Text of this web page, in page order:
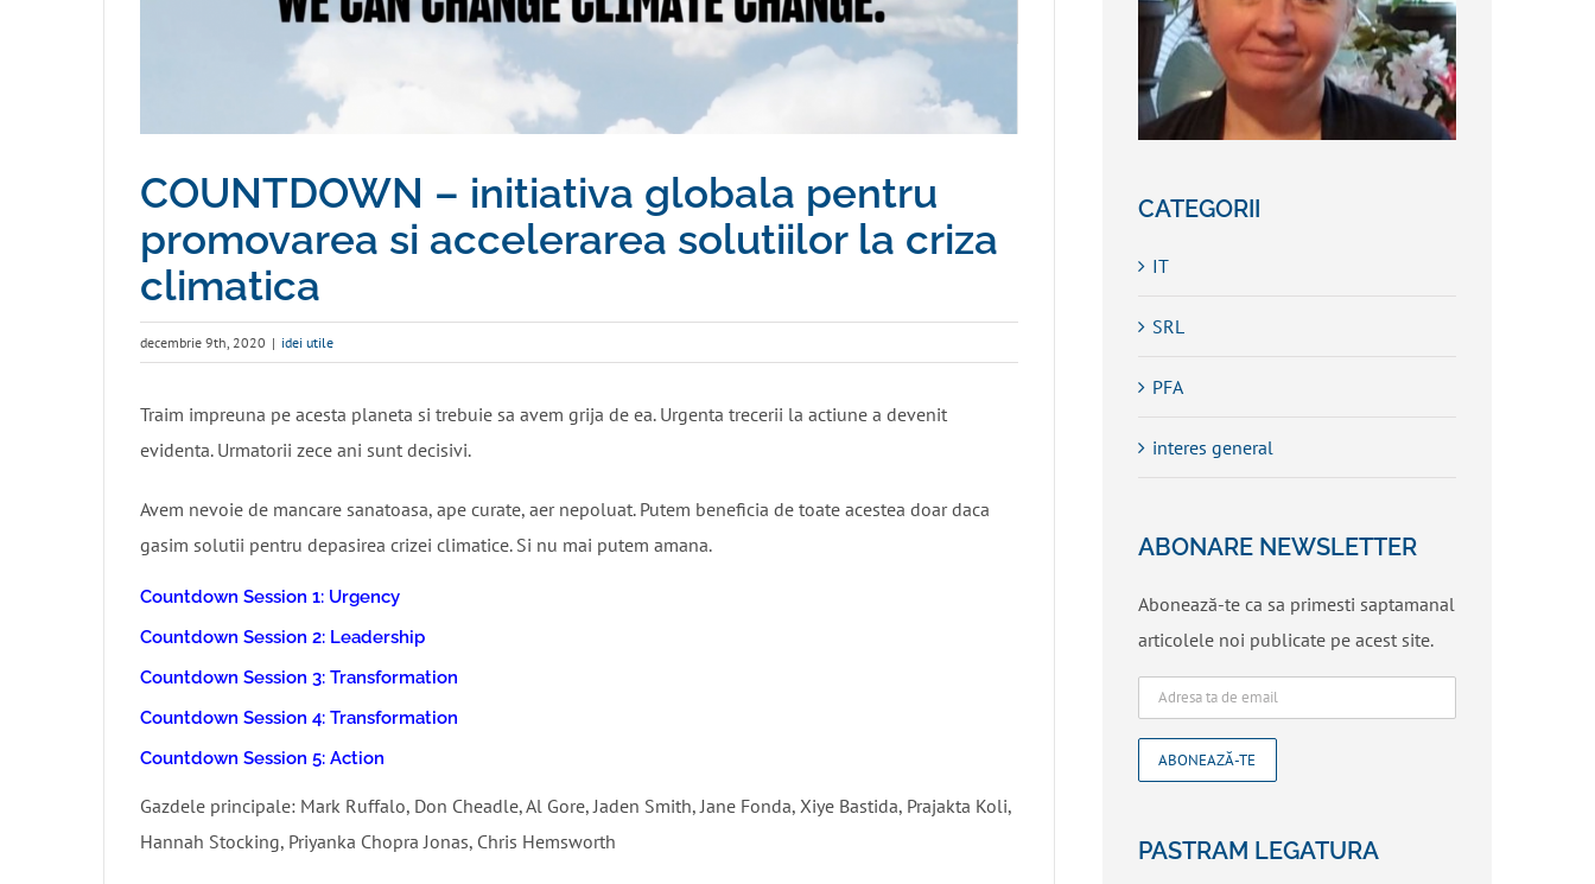
COUNTDOWN – initiativa globala pentru
promovarea si accelerarea solutiilor la criza
climatica
decembrie 9th, 2020 | idei utile
Traim impreuna pe acesta planeta si trebuie sa avem grija de ea. Urgenta trecerii la actiune a devenit
evidenta. Urmatorii zece ani sunt decisivi.
Avem nevoie de mancare sanatoasa, ape curate, aer nepoluat. Putem beneficia de toate acestea doar daca
gasim solutii pentru depasirea crizei climatice. Si nu mai putem amana.
Countdown Session 1: Urgency
Countdown Session 2: Leadership
Countdown Session 3: Transformation
Countdown Session 4: Transformation
Countdown Session 5: Action
Gazdele principale: Mark Ruffalo, Don Cheadle, Al Gore, Jaden Smith, Jane Fonda, Xiye Bastida, Prajakta Koli,
Hannah Stocking, Priyanka Chopra Jonas, Chris Hemsworth
CATEGORII
IT
SRL
PFA
interes general
ABONARE NEWSLETTER
Abonează-te ca sa primesti saptamanal
articolele noi publicate pe acest site.
PASTRAM LEGATURA